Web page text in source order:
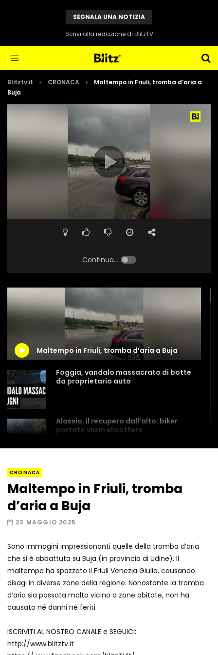
SEGNALA UNA NOTIZIA
Scrivi alla redazione di BlitzTV
Blitztv.it CRONACA
Maltempo in Friuli, tromba d’aria a
Buja
Continua...
Maltempo in Friuli, tromba d’aria a Buja
Foggia, vandalo massacrato di botte
da proprietario auto
Alassio, il recupero dall’alto: biker
portato via in elicottero
Un metro di neve in poche ore a Prato
Nevoso
Roma, la metro C diventa un museo:
ecco cosa c’è nelle nuove stazioni
CRONACA
Maltempo in Friuli, tromba
d’aria a Buja
23 MAGGIO 2025
Sono immagini impressionanti quelle della tromba d’aria
che si è abbattuta su Buja (in provincia di Udine). Il
maltempo ha spazzato il Friuli Venezia Giulia, causando
disagi in diverse zone della regione. Nonostante la tromba
d’aria sia passata molto vicino a zone abitate, non ha
causato né danni né feriti.
ISCRIVITI AL NOSTRO CANALE e SEGUICI:
http://www.blitztv.it